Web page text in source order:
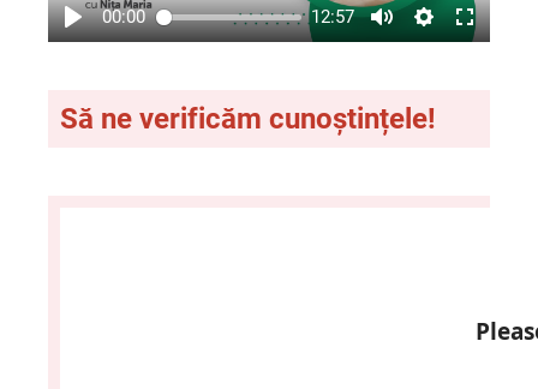
00:00 12:57
Să ne verificăm cunoștințele!